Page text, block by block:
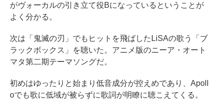
がヴォーカルの引き立て役Bになっているということが
よく分かる。
次は「鬼滅の刃」でもヒットを飛ばしたLiSAの歌う「ブ
ラックボックス」を聴いた。アニメ版のニーア・オート
マタ第二期テーマソングだ。
初めはゆったりと始まり低音成分が控えめであり、Apoll
oでも歌に低域が被らずに歌詞が明瞭に聴こえてくる。